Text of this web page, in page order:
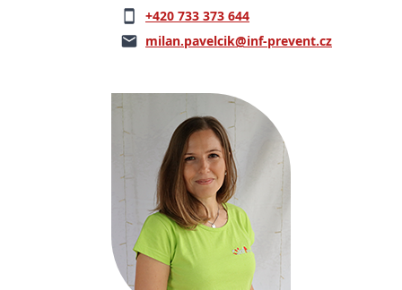
+420 733 373 644
milan.pavelcik@inf-prevent.cz